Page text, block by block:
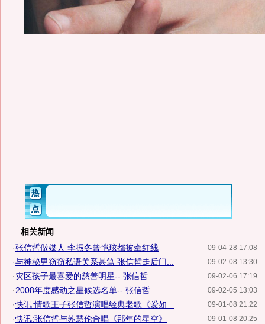
相关新闻
09-04-28 17:08
·张信哲做媒人 李振冬曾恺玹都被牵红线
09-02-08 13:30
·与神秘男窃窃私语关系甚笃 张信哲走后门...
09-02-06 17:19
·灾区孩子最喜爱的慈善明星-- 张信哲
09-02-05 13:03
·2008年度感动之星候选名单-- 张信哲
09-01-08 21:22
·快讯:情歌王子张信哲演唱经典老歌《爱如...
09-01-08 20:25
·快讯:张信哲与苏慧伦合唱《那年的星空》